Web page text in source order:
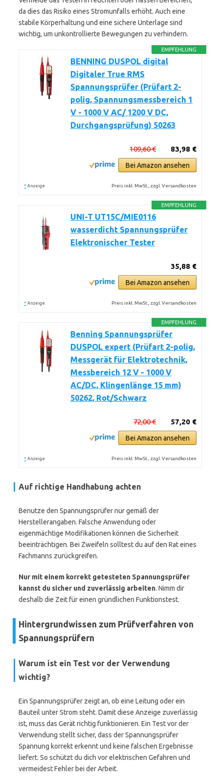
da dies das Risiko eines Stromunfalls erhöht. Auch eine
stabile Körperhaltung und eine sichere Unterlage sind
wichtig, um unkontrollierte Bewegungen zu verhindern.
EMPFEHLUNG
BENNING DUSPOL digital
Digitaler True RMS
Spannungsprüfer (Prüfart 2-
polig, Spannungsmessbereich 1
V - 1000 V AC/ 1200 V DC,
Durchgangsprüfung) 50263
83,98 €
109,60 €
Bei Amazon ansehen
* Anzeige Preis inkl. MwSt., zzgl. Versandkosten
EMPFEHLUNG
UNI-T UT15C/MIE0116
wasserdicht Spannungsprüfer
Elektronischer Tester
35,88 €
Bei Amazon ansehen
* Anzeige Preis inkl. MwSt., zzgl. Versandkosten
EMPFEHLUNG
Benning Spannungsprüfer
DUSPOL expert (Prüfart 2-polig,
Messgerät für Elektrotechnik,
Messbereich 12 V - 1000 V
AC/DC, Klingenlänge 15 mm)
50262, Rot/Schwarz
57,20 €
72,00 €
Bei Amazon ansehen
* Anzeige Preis inkl. MwSt., zzgl. Versandkosten
Auf richtige Handhabung achten
Benutze den Spannungsprüfer nur gemäß der
Herstellerangaben. Falsche Anwendung oder
eigenmächtige Modifikationen können die Sicherheit
beeinträchtigen. Bei Zweifeln solltest du auf den Rat eines
Fachmanns zurückgreifen.
Nur mit einem korrekt getesteten Spannungsprüfer
kannst du sicher und zuverlässig arbeiten. Nimm dir
deshalb die Zeit für einen gründlichen Funktionstest.
Hintergrundwissen zum Prüfverfahren von
Spannungsprüfern
Warum ist ein Test vor der Verwendung
wichtig?
Ein Spannungsprüfer zeigt an, ob eine Leitung oder ein
Bauteil unter Strom steht. Damit diese Anzeige zuverlässig
ist, muss das Gerät richtig funktionieren. Ein Test vor der
Verwendung stellt sicher, dass der Spannungsprüfer
Spannung korrekt erkennt und keine falschen Ergebnisse
liefert. So schützt du dich vor elektrischen Gefahren und
vermeidest Fehler bei der Arbeit.